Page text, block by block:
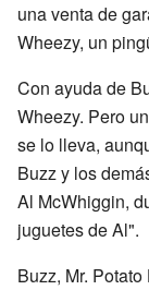
una venta de
Wheezy, un
Con ayuda de
Wheezy. Pero
se lo lleva,
Buzz y los
Al McWhiggin,
juguetes de Al".
Buzz, Mr.